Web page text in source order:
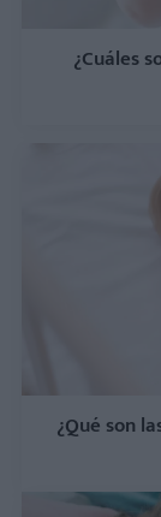
¿Cuáles
¿Qué son